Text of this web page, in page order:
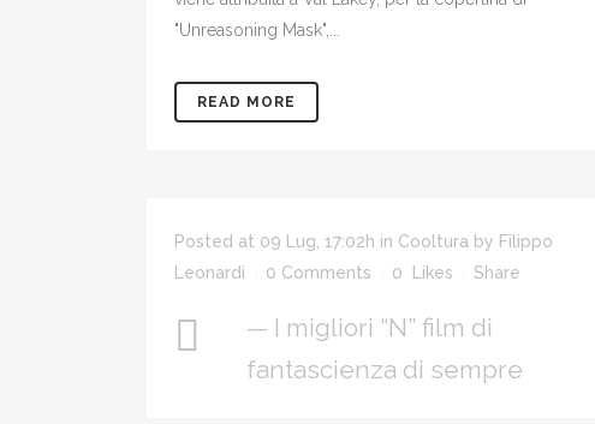
"Unreasoning Mask",...
READ MORE
Posted at 09 Lug, 17:02h in Cooltura by Filippo
Leonardi
0 Comments 0 Likes Share
— I migliori “N” film di
fantascienza di sempre